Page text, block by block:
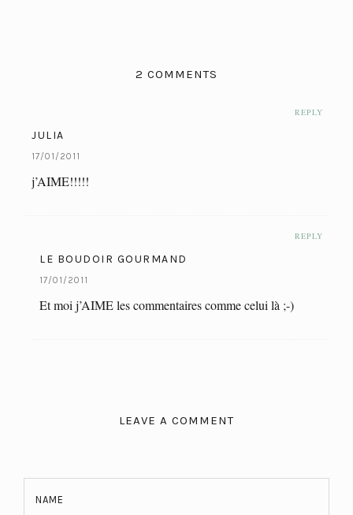
2 COMMENTS
REPLY
JULIA
17/01/2011
j’AIME!!!!!
REPLY
LE BOUDOIR GOURMAND
17/01/2011
Et moi j’AIME les commentaires comme celui là ;-)
LEAVE A COMMENT
NAME